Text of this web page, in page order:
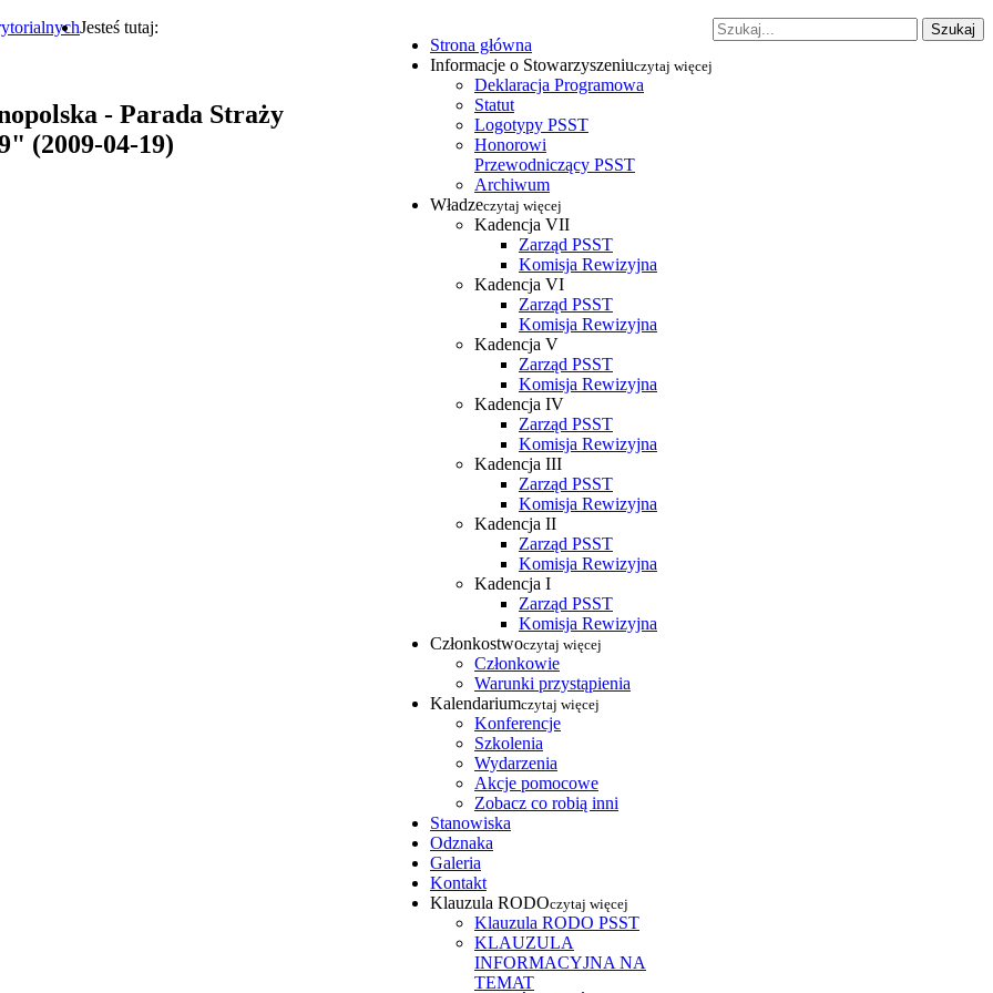
Szukaj
Strona główna
Informacje o Stowarzyszeniuczytaj więcej
Deklaracja Programowa
Statut
Logotypy PSST
Honorowi
Przewodniczący PSST
Archiwum
Władzeczytaj więcej
Kadencja VII
Zarząd PSST
Komisja Rewizyjna
Kadencja VI
Zarząd PSST
Komisja Rewizyjna
Kadencja V
Zarząd PSST
Komisja Rewizyjna
Kadencja IV
Zarząd PSST
Komisja Rewizyjna
Kadencja III
Zarząd PSST
Komisja Rewizyjna
Kadencja II
Zarząd PSST
Komisja Rewizyjna
Kadencja I
Zarząd PSST
Komisja Rewizyjna
Członkostwoczytaj więcej
Członkowie
Warunki przystąpienia
Kalendariumczytaj więcej
Konferencje
Szkolenia
Wydarzenia
Akcje pomocowe
Zobacz co robią inni
Stanowiska
Odznaka
Galeria
Kontakt
Klauzula RODOczytaj więcej
Klauzula RODO PSST
KLAUZULA
INFORMACYJNA NA
TEMAT
Jesteś tutaj:
- Parada Straży
(2009-04-19)